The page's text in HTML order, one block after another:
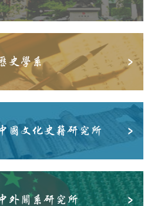
史学系
国文化史籍研究所
外关系研究所